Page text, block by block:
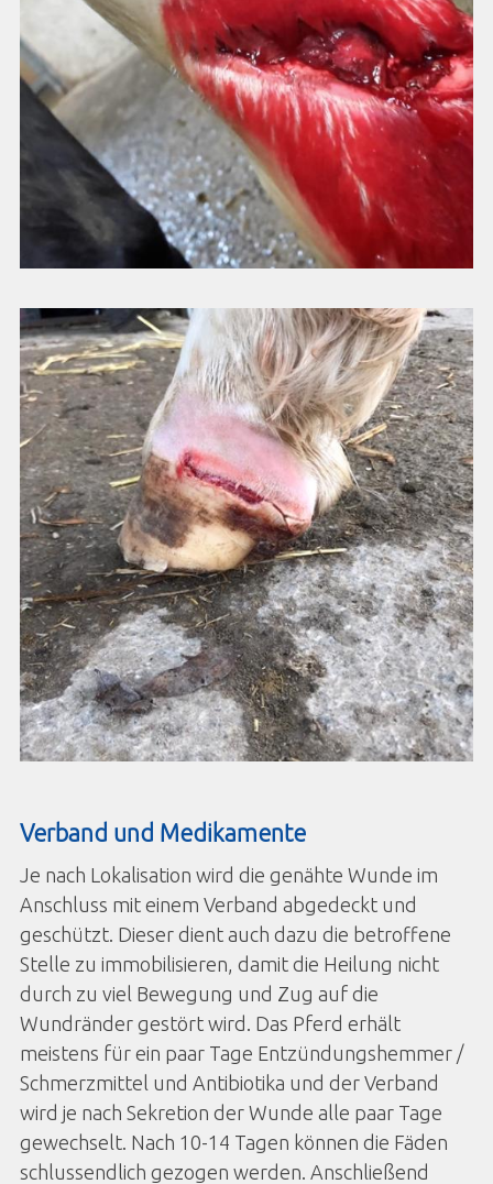
Verband und Medikamente
Je nach Lokalisation wird die genähte Wunde im
Anschluss mit einem Verband abgedeckt und
geschützt. Dieser dient auch dazu die betroffene
Stelle zu immobilisieren, damit die Heilung nicht
durch zu viel Bewegung und Zug auf die
Wundränder gestört wird. Das Pferd erhält
meistens für ein paar Tage Entzündungshemmer /
Schmerzmittel und Antibiotika und der Verband
wird je nach Sekretion der Wunde alle paar Tage
gewechselt. Nach 10-14 Tagen können die Fäden
schlussendlich gezogen werden. Anschließend